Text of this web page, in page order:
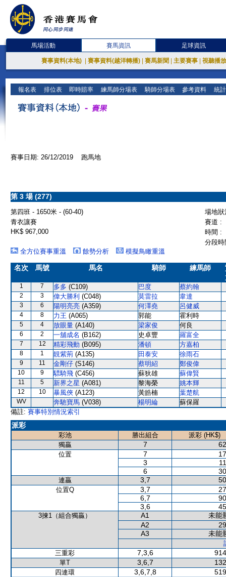
馬場活動 賽馬資訊 足球資訊
賽事資料(本地) 賽事資料(越洋轉播) 賽馬新聞 主要賽事 視聽播
報名表 排位表 即時賠率 練馬師分場表 騎師分場表 參考資料 統
賽事日期: 26/12/2019 跑馬地
第 3 場 (277)
第四班 - 1650米 - (60-40)
場地
青衣讓賽
賽道 :
HK$ 967,000
時間 :
分段
全方位賽事重溫
餘勢分析 模擬鳥瞰重溫
名次 馬號 馬名 騎師 練馬師
1 7 多多 (C109) 巴度 蔡約翰
2 3 偉大勝利 (C048) 莫雷拉 韋達
3 6 陽明亮亮 (A359) 何澤堯 呂健威
4 8 力王 (A065) 郭能 霍利時
5 4 放眼量 (A140) 梁家俊 何良
6 2 一舖成名 (B162) 史卓豐 羅富全
7 12 精彩飛動 (B095) 潘頓 方嘉柏
8 1 靚紫荊 (A135) 田泰安 徐雨石
9 11 金剛仔 (S146) 蔡明紹 鄭俊偉
10 9 驃騎飛 (C456) 蘇狄雄 蘇偉賢
11 5 新界之星 (A081) 黎海榮 姚本輝
12 10 暴風俠 (A123) 黃皓楠 葉楚航
WV 奔馳寶馬 (V038) 楊明綸
蘇保羅
備註: 賽事特別情況索引
派彩
彩池 勝出組合
派彩 (HK$)
獨贏
7
位置 7
3
6
連贏 3,7
位置Q 3,7
6,7
3,6
3揀1（組合獨贏） A1
未能
A2
A3
未能
三重彩
7,3,6
單T 3,6,7
四連環 3,6,7,8